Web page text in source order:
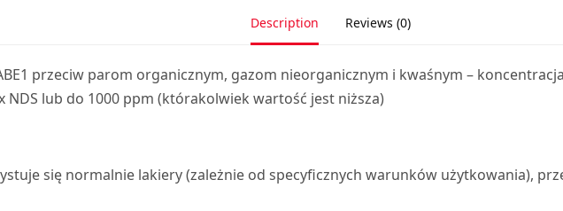
Description Reviews (0)
przeciw parom organicznym, gazom nieorganicznym i kwaśnym –
NDS lub do 1000 ppm (którakolwiek wartość jest niższa)
się normalnie lakiery (zależnie od specyficznych warunków użytkowania),